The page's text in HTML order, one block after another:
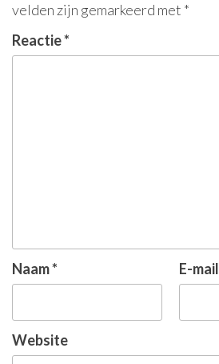
velden zijn gemarkeerd met *
Reactie*
Naam* E-mail
Website